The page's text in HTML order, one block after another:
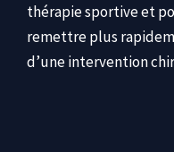
thérapie sportive et
remettre plus
d’une intervention